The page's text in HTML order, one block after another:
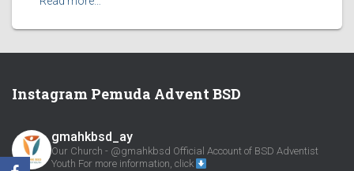
Instagram Pemuda Advent BSD
gmahkbsd_ay
Our Church - @gmahkbsd Official Account of BSD Adventist
Youth For more information, click